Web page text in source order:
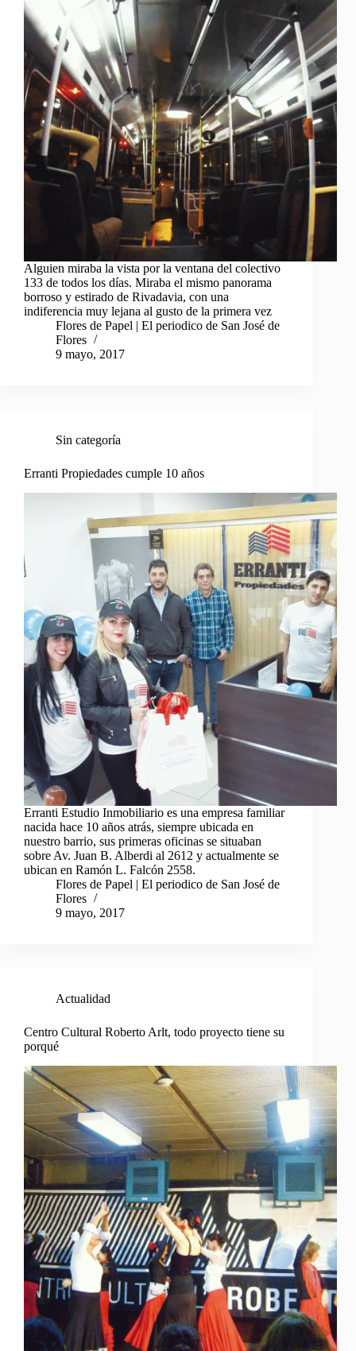
Alguien miraba la vista por la ventana del colectivo
133 de todos los días. Miraba el mismo panorama
borroso y estirado de Rivadavia, con una
indiferencia muy lejana al gusto de la primera vez
Flores de Papel | El periodico de San José de
Flores
9 mayo, 2017
Sin categoría
Erranti Propiedades cumple 10 años
Erranti Estudio Inmobiliario es una empresa familiar
nacida hace 10 años atrás, siempre ubicada en
nuestro barrio, sus primeras oficinas se situaban
sobre Av. Juan B. Alberdi al 2612 y actualmente se
ubican en Ramón L. Falcón 2558.
Flores de Papel | El periodico de San José de
Flores
9 mayo, 2017
Actualidad
Centro Cultural Roberto Arlt, todo proyecto tiene su
porqué